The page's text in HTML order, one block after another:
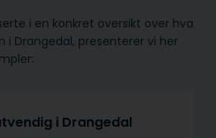
i en konkret oversikt over hva
i Drangedal, presenterer vi her
i Drangedal